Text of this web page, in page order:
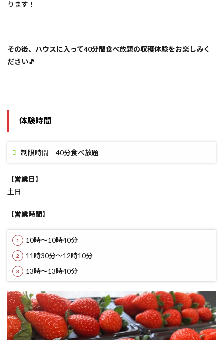
ります！
その後、ハウスに入って40分間食べ放題の収穫体験をお楽しみく
ださい🎵
体験時間
制限時間 40分食べ放題
【営業日】
土日
【営業時間】
10時～10時40分
11時30分～12時10分
13時～13時40分